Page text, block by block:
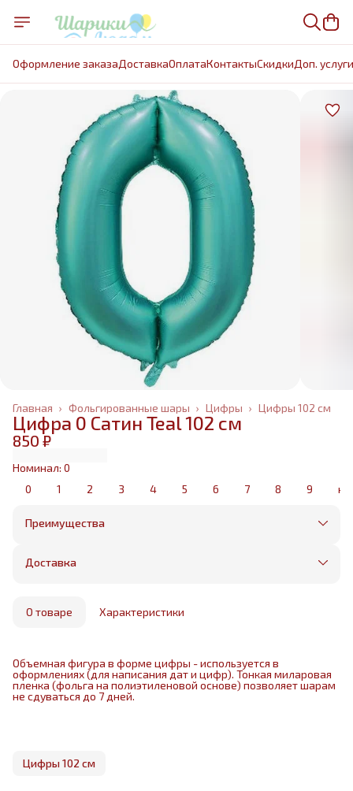
Оформление заказаДоставкаОплатаКонтактыCкидкиДоп. услуги
Цифры 102 см
Цифры ›
Фольгированные шары ›
Главная ›
Цифра 0 Сатин Teal 102 см
850 ₽
Номинал: 0
0
1 2 3 4 5 6 7 8 9
Преимущества
Оплата частями в Сплит
Бесплатная доставка в пределах КАД
маркетплейса
Доставка
О товаре Характеристики
Объемная фигура в форме цифры - используется в
оформлениях (для написания дат и цифр). Тонкая миларовая
пленка (фольга на полиэтиленовой основе) позволяет шарам
не сдуваться до 7 дней.
Цифры 102 см